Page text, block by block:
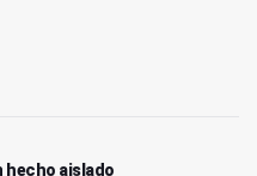
hecho aislado